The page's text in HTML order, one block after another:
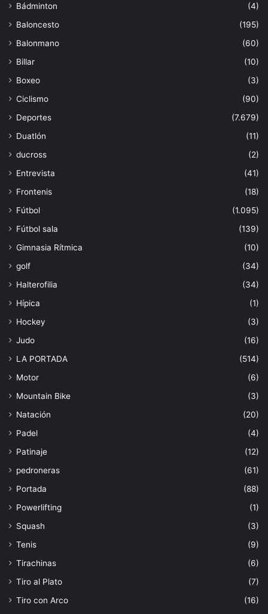
Bádminton
(4)
Baloncesto
(195)
Balonmano
(60)
Billar
(10)
Boxeo
(3)
Ciclismo
(90)
Deportes
(7.679)
Duatlón
(11)
ducross
(2)
Entrevista
(41)
Frontenis
(18)
Fútbol
(1.095)
Fútbol sala
(139)
Gimnasia Rítmica
(10)
golf
(34)
Halterofilia
(34)
Hípica
(1)
Hockey
(3)
Judo
(16)
LA PORTADA
(514)
Motor
(6)
Mountain Bike
(3)
Natación
(20)
Padel
(4)
Patinaje
(12)
pedroneras
(61)
Portada
(88)
Powerlifting
(1)
Squash
(3)
Tenis
(9)
Tirachinas
(6)
Tiro al Plato
(7)
Tiro con Arco
(16)